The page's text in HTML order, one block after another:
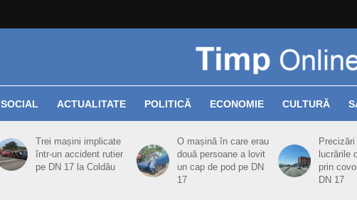
SOCIAL ACTUALITATE POLITICĂ ECONOMIE CULTURĂ
Trei mașini implicate
într-un accident rutier
pe DN 17 la Coldău
O mașină în care erau
două persoane a lovit
un cap de pod pe DN
17
lucrările
prin
DN 17